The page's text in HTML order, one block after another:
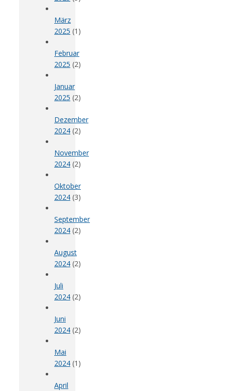
März
2025 (1)
Februar
2025 (2)
Januar
2025 (2)
Dezember
2024 (2)
November
2024 (2)
Oktober
2024 (3)
September
2024 (2)
August
2024 (2)
Juli
2024 (2)
Juni
2024 (2)
Mai
2024 (1)
April